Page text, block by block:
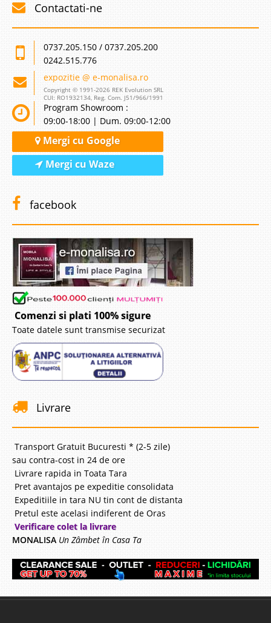
Contactati-ne
0737.205.150 / 0737.205.200
0242.515.776
expozitie @ e-monalisa.ro
Copyright © 1991-2026 REK Evolution SRL
CUI: RO1932134, Reg. Com. J51/966/1991
Program Showroom :
09:00-18:00 | Dum. 09:00-12:00
Mergi cu Google
Mergi cu Waze
facebook
Comenzi si plati 100% sigure
Toate datele sunt transmise securizat
Livrare
Transport Gratuit Bucuresti * (2-5 zile)
sau contra-cost in 24 de ore
Livrare rapida in Toata Tara
Pret avantajos pe expeditie consolidata
Expeditiile in tara NU tin cont de distanta
Pretul este acelasi indiferent de Oras
Verificare colet la livrare
MONALISA Un Zâmbet în Casa Ta